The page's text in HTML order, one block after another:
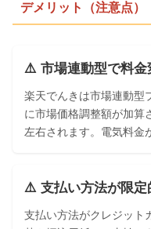
デメリット（注意点）
⚠️ 市場連動型で料金
楽天でんきは市場連動型
に市場価格調整額が加算
左右されます。電気料金
⚠️ 支払い方法が限定
支払い方法がクレジット